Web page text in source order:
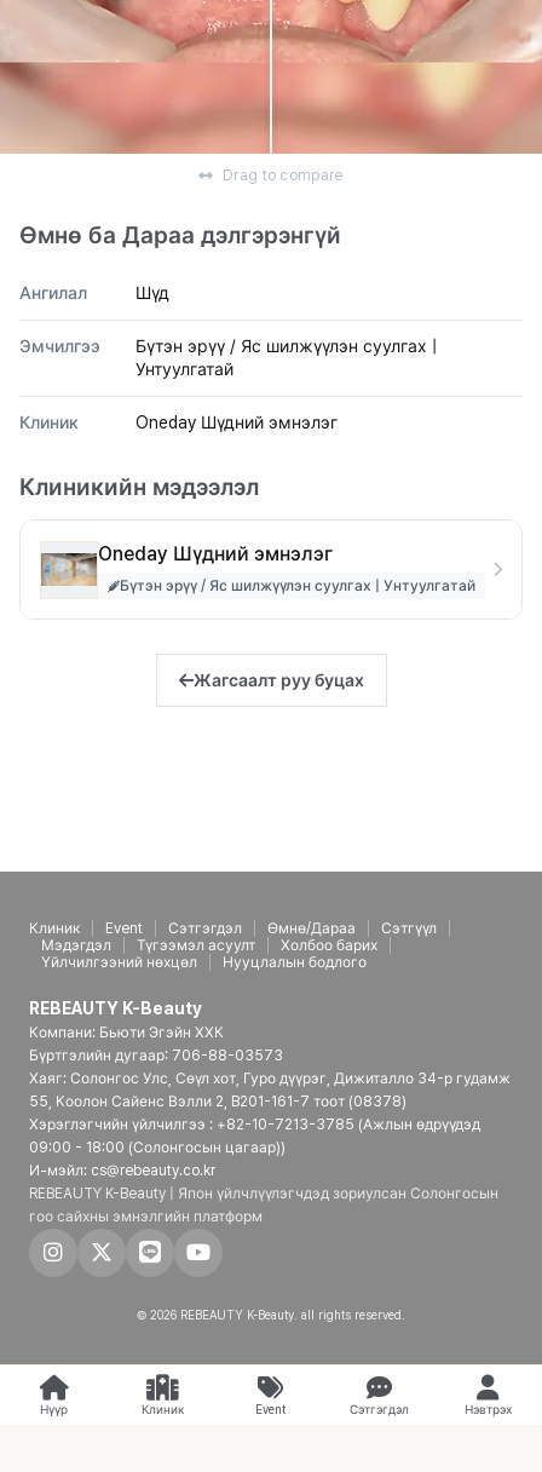
Drag to compare
Өмнө ба Дараа дэлгэрэнгүй
Ангилал Шүд
Эмчилгээ
Бүтэн эрүү / Яс шилжүүлэн суулгах |
Унтуулгатай
Клиник Oneday Шүдний эмнэлэг
Клиникийн мэдээлэл
Oneday Шүдний эмнэлэг
Бүтэн эрүү / Яс шилжүүлэн суулгах | Унтуулгатай
Жагсаалт руу буцах
Клиник Event Сэтгэгдэл Өмнө/Дараа
Сэтгүүл
Мэдэгдэл
Түгээмэл асуулт
Холбоо барих
Үйлчилгээний нөхцөл
Нууцлалын бодлого
REBEAUTY K-Beauty
Компани: Бьюти Эгэйн ХХК
Бүртгэлийн дугаар: 706-88-03573
Хаяг: Солонгос Улс, Сөүл хот, Гуро дүүрэг, Дижиталло 34-р гудамж
55, Коолон Сайенс Вэлли 2, B201-161-7 тоот (08378)
Хэрэглэгчийн үйлчилгээ : +82-10-7213-3785 (Ажлын өдрүүдэд
09:00 - 18:00 (Солонгосын цагаар))
И-мэйл: cs@rebeauty.co.kr
REBEAUTY K-Beauty | Япон үйлчлүүлэгчдэд зориулсан Солонгосын
гоо сайхны эмнэлгийн платформ
© 2026 REBEAUTY K-Beauty. all rights reserved.
Нүүр Клиник Event Сэтгэгдэл Нэвтрэх